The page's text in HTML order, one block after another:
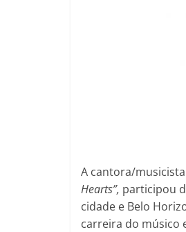
​A cantora/musicista
Hearts”, participou
cidade e Belo
carreira do músico